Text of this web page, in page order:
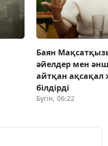
Баян
әйелдер мен
айтқан ақсақал
білдірді
Бүгін, 06:22